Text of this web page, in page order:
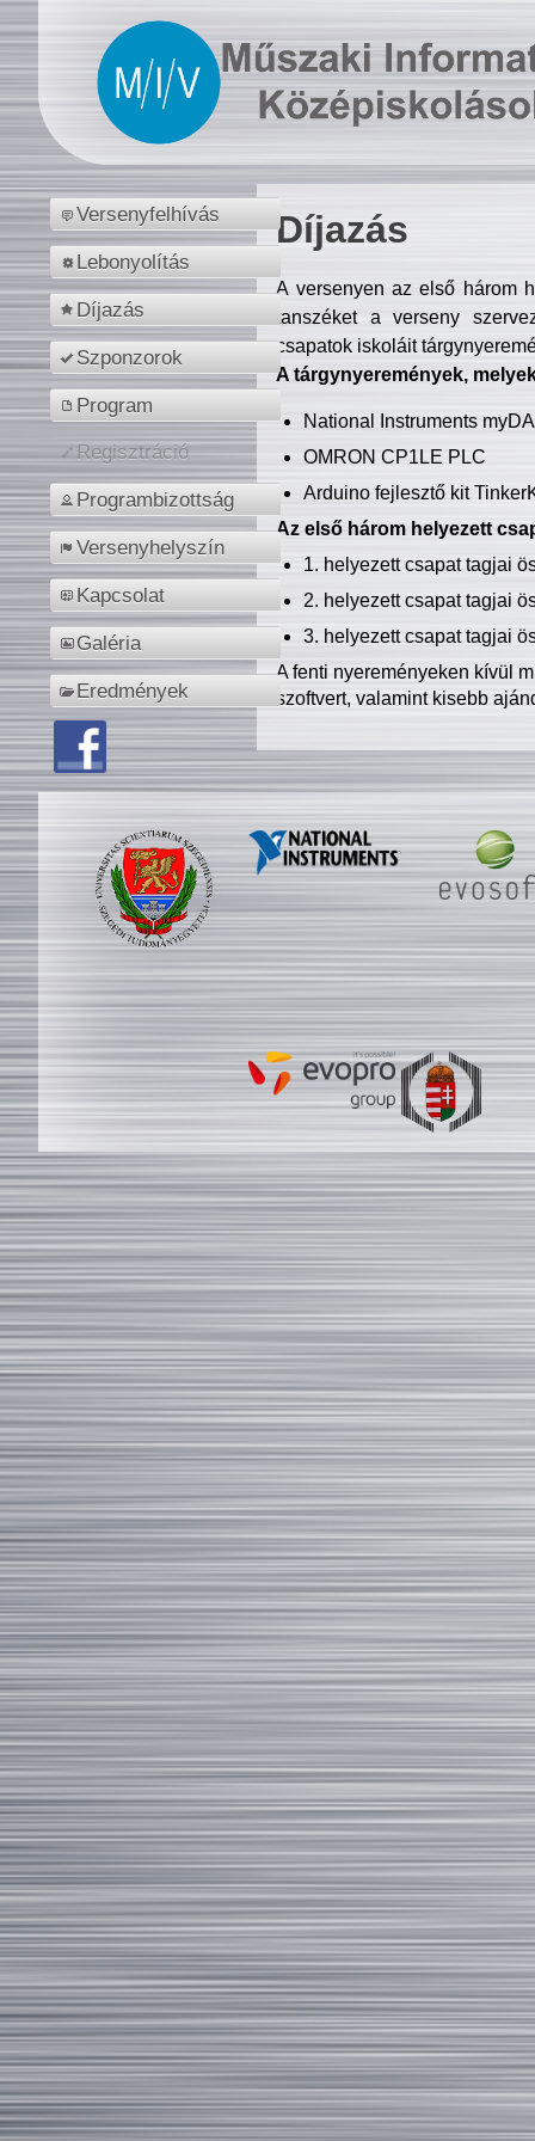
Versenyfelhívás
Lebonyolítás
Díjazás
Szponzorok
Program
Regisztráció
Programbizottság
Versenyhelyszín
Kapcsolat
Galéria
Eredmények
Díjazás
A versenyen az első három
tanszéket a verseny
csapatok iskoláit
A tárgynyeremények,
National Instruments
OMRON CP1LE PLC
Arduino fejlesztő kit
Az első három helyezett
1. helyezett csapat tagjai
2. helyezett csapat tagjai
3. helyezett csapat tagjai
A fenti nyereményeken kívül
szoftvert, valamint kisebb